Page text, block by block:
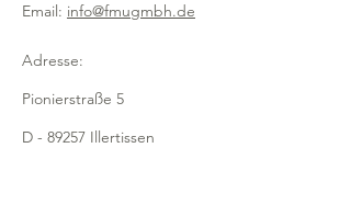
Email: info@fmugmbh.de
Adresse:
Pionierstraße 5
D - 89257 Illertissen